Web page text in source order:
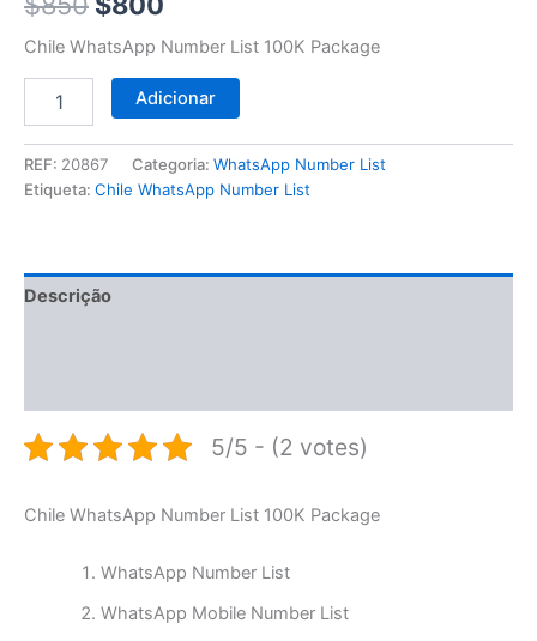
Chile WhatsApp Number List 100K Package
Adicionar
REF: 20867 Categoria: WhatsApp Number List
Etiqueta: Chile WhatsApp Number List
Descrição
5/5 - (2 votes)
Chile WhatsApp Number List 100K Package
WhatsApp Number List
WhatsApp Mobile Number List